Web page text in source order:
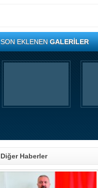
SON EKLENENGALERİLER
Diğer Haberler